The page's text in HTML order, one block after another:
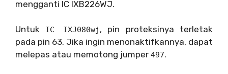
mengganti IC IXB226WJ.
Untuk IC IXJ080wj , pin proteksinya terletak
pada pin 63. Jika ingin menonaktifkannya, dapat
melepas atau memotong jumper 497.